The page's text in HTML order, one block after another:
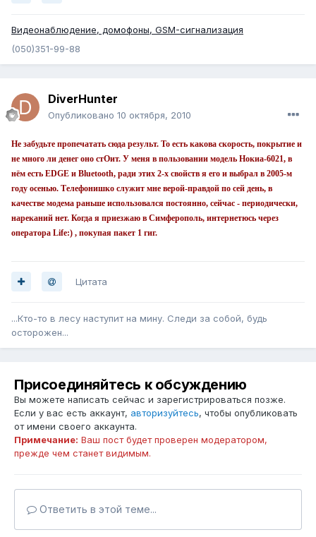
Видеонаблюдение, домофоны, GSM-сигнализация
(050)351-99-88
DiverHunter
Опубликовано 10 октября, 2010
Не забудьте пропечатать сюда результ. То есть какова скорость, покрытие и
не много ли денег оно стОит. У меня в пользовании модель Нокиа-6021, в
нём есть EDGE и Bluetooth, ради этих 2-х свойств я его и выбрал в 2005-м
году осенью. Телефонишко служит мне верой-правдой по сей день, в
качестве модема раньше использовался постоянно, сейчас - периодически,
нареканий нет. Когда я приезжаю в Симферополь, интернетюсь через
оператора Life:) , покупая пакет 1 гиг.
Цитата
...Кто-то в лесу наступит на мину. Следи за собой, будь
осторожен...
Присоединяйтесь к обсуждению
Вы можете написать сейчас и зарегистрироваться позже.
Если у вас есть аккаунт, авторизуйтесь, чтобы опубликовать
от имени своего аккаунта.
Примечание: Ваш пост будет проверен модератором,
прежде чем станет видимым.
Ответить в этой теме...